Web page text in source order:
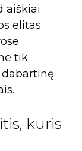
aiškiai
elitas
tik
kuris